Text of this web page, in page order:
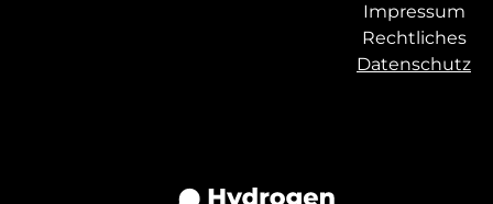
Impressum
Rechtliches
Datenschutz